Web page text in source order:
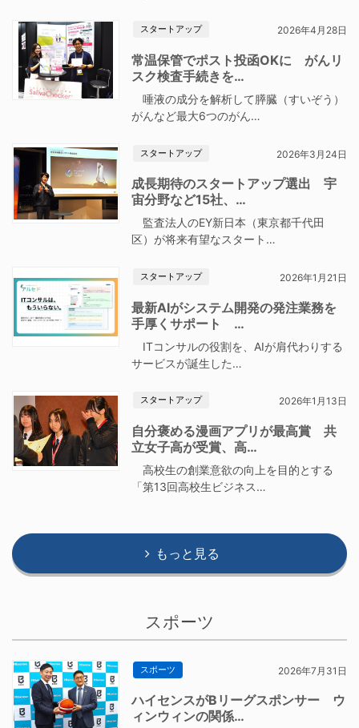
スタートアップ 2026年4月28日
常温保管でポスト投函OKに がんリ
スク検査手続きを…
唾液の成分を解析して膵臓（すいぞう）
がんなど最大6つのがん…
スタートアップ 2026年3月24日
成長期待のスタートアップ選出 宇
宙分野など15社、…
監査法人のEY新日本（東京都千代田
区）が将来有望なスタート…
スタートアップ 2026年1月21日
最新AIがシステム開発の発注業務を
手厚くサポート …
ITコンサルの役割を、AIが肩代わりする
サービスが誕生した…
スタートアップ 2026年1月13日
自分褒める漫画アプリが最高賞 共
立女子高が受賞、高…
高校生の創業意欲の向上を目的とする
「第13回高校生ビジネス…
もっと見る
スポーツ
スポーツ 2026年7月31日
ハイセンスがBリーグスポンサー ウ
ィンウィンの関係…